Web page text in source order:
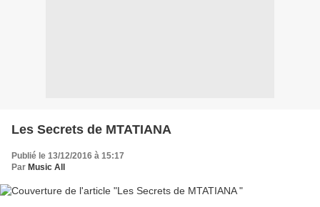
Les Secrets de MTATIANA
Publié le 13/12/2016 à 15:17
Par Music All